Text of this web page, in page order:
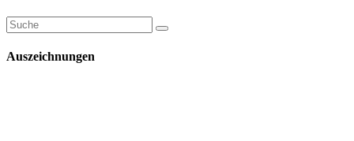
Auszeichnungen